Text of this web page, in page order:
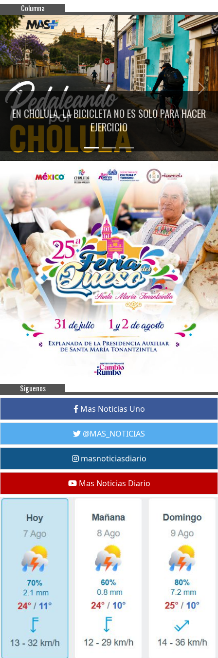
Columna
EN CHOLULA, LA BICICLETA NO ES SOLO PARA HACER
EJERCICIO
Previous Next
Siguenos
Mas Noticias Uno
@MAS_NOTICIAS
masnoticiasdiario
Mas Noticias Diario